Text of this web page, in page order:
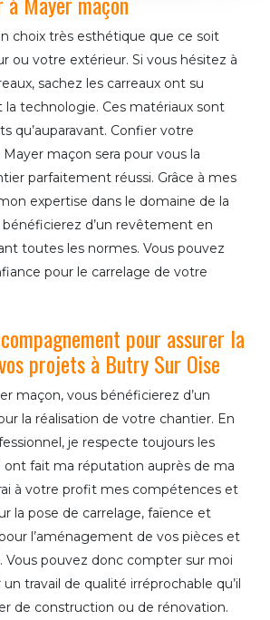
choix très esthétique que ce soit
ou votre extérieur. Si vous hésitez à
sachez les carreaux ont su
la technologie. Ces matériaux sont
qu’auparavant. Confier votre
Mayer maçon sera pour vous la
parfaitement réussi. Grâce à mes
expertise dans le domaine de la
d’un revêtement en
toutes les normes. Vous pouvez
pour le carrelage de votre
pour assurer la
projets à Butry Sur Oise
maçon, vous bénéficierez d’un
la réalisation de votre chantier. En
je respecte toujours les
fait ma réputation auprès de ma
à votre profit mes compétences et
la pose de carrelage, faïence et
l’aménagement de vos pièces et
Vous pouvez donc compter sur moi
travail de qualité irréprochable qu’il
de construction ou de rénovation.